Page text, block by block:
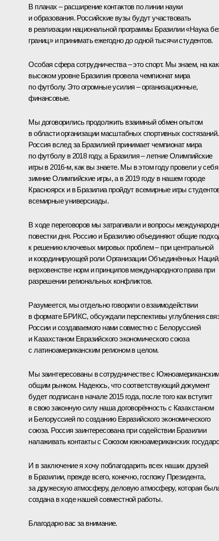
В планах – расширение контактов по линии науки
и образования. Российские вузы будут участвовать
в реализации национальной программы Бразилии «Наука
границ» и принимать ежегодно до одной тысячи студентов.
Особая сфера сотрудничества – это спорт. Мы знаем, на
высоком уровне Бразилия провела чемпионат мира
по футболу. Это огромные усилия – организационные,
финансовые.
Мы договорились продолжить взаимный обмен опытом
в области организации масштабных спортивных состязаний.
Россия вслед за Бразилией принимает чемпионат мира
по футболу в 2018 году, а Бразилия – летние Олимпийские
игры в 2016-м, как вы знаете. Мы в этом году провели у себя
зимниеОлимпийские игры, а в 2019 году в нашем городе
Красноярск и в Бразилиа пройдут всемирные игры
всемирные универсиады.
В ходе переговоров мы затрагивали и вопросы
повестки дня. Россию и Бразилию объединяют общие
к решению ключевых мировых проблем – при центральной
и координирующей роли Организации Объединённых
верховенстве норм и принципов международного права при
разрешении региональных конфликтов.
Разумеется, мы отдельно говорили о взаимодействии
в форматеБРИКС, обсуждали перспективы углубления
России и создаваемого нами совместно с Белоруссией
и Казахстаном Евразийского экономического союза
с латиноамериканским регионом в целом.
Мы заинтересованы в сотрудничестве с
общим рынком. Надеюсь, что соответствующий документ
будет подписан в начале 2015 года, после того как вступит
в свою законную силу наша договорённость с Казахстаном
и Белоруссией по созданию Евразийского экономического
союза. Россия заинтересована при содействии Бразилии
налаживать контакты с Союзом южноамериканских
И в заключение я хочу поблагодарить всех наших друзей
в Бразилии, прежде всего, конечно, госпожу Президента,
за дружескую атмосферу, деловую атмосферу, которая
создана в ходе нашей совместной работы.
Благодарю вас за внимание.